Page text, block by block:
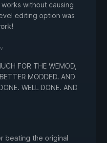
without causing
editing option was
FOR THE WEMOD,
MODDED. AND
WELL DONE. AND
beating the original